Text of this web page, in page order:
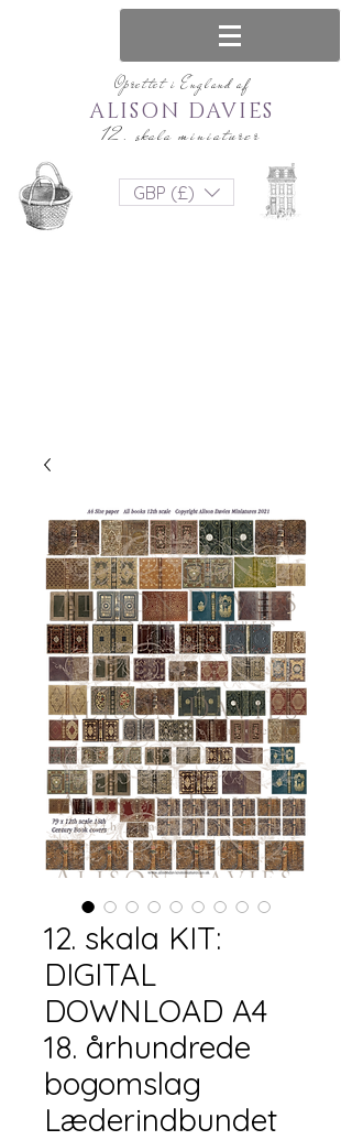
Oprettet i England af
12. skala miniaturer
ALISON DAVIES
GBP (£)
12. skala KIT:
DIGITAL
DOWNLOAD A4
18. århundrede
bogomslag
Læderindbundet